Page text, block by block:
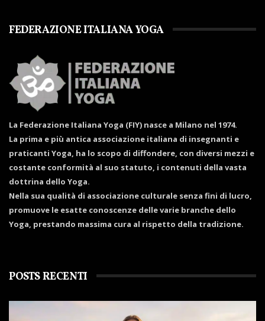
FEDERAZIONE ITALIANA YOGA
La Federazione Italiana Yoga (FIY) nasce a Milano nel 1974.
La prima e più antica associazione italiana di insegnanti e
praticanti Yoga, ha lo scopo di diffondere, con diversi mezzi e
costante conformità al suo statuto, i contenuti della vasta
dottrina dello Yoga.
Nella sua qualità di associazione culturale senza fini di lucro,
promuove le esatte conoscenze delle varie branche dello
Yoga, prestando massima cura al rispetto della tradizione.
POSTS RECENTI